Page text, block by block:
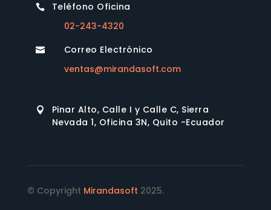

Teléfono Oficina
02-243-4320

Correo Electrónico
ventas@mirandasoft.com

Pinar Alto, Calle I y Calle C, Sierra
Nevada 1, Oficina 3N, Quito -Ecuador
© Copyright Mirandasoft 2025.